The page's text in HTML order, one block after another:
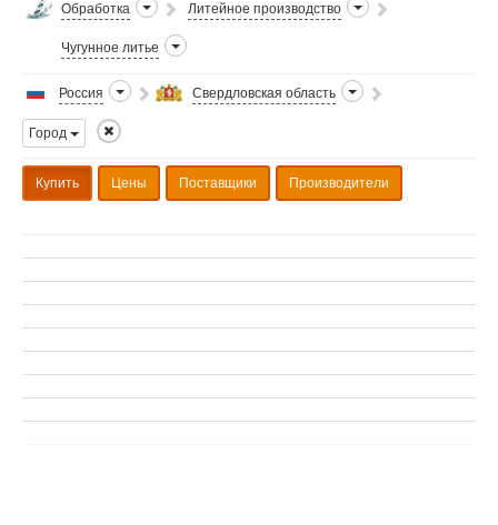
Обработка Литейное производство
Чугунное литье
Россия Свердловская область
Город
Купить Цены Поставщики Производители